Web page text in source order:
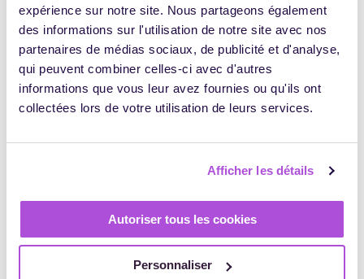
expérience sur notre site. Nous partageons également
des informations sur l'utilisation de notre site avec nos
partenaires de médias sociaux, de publicité et d'analyse,
qui peuvent combiner celles-ci avec d'autres
informations que vous leur avez fournies ou qu'ils ont
collectées lors de votre utilisation de leurs services.
Afficher les détails
Autoriser tous les cookies
Personnaliser
¿Y cómo pueden llegar mis
materiales de formación a
todos?
No dude en facilitar a los alumnos una versión digital
que algunas personas necesiten aplicar un interlineado
Del mismo modo, envíe fotografías de los esquemas que se
realicen durante la sesión.
¿Y qué hago con el cuestionario de